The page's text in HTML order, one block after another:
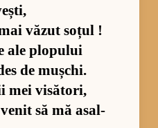
vă­zut so­țul !
ale plo­pu­lui
de mu­șchi.
mei vi­să­to­ri,
să mă asal­